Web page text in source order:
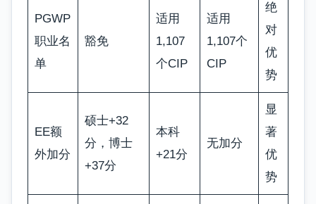
PGWP
职业名
单
豁免
适用
1,107
个CIP
适用
1,107个
CIP
绝
对
优
势
EE额
外加分
硕士+32
分，博士
+37分
本科
+21分
无加分
显
著
优
势